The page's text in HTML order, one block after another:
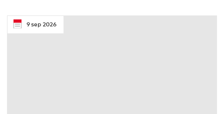
9sep 2026